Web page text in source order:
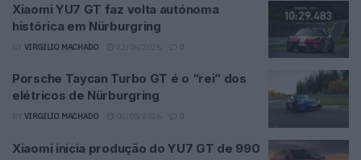
Xiaomi YU7 GT faz volta autónoma
histórica em Nürburgring
VIRGILIO MACHADO 0
Porsche Taycan Turbo GT é o “rei” dos
elétricos de Nürburgring
VIRGILIO MACHADO 0
Xiaomi inicia produção do YU7 GT de 990